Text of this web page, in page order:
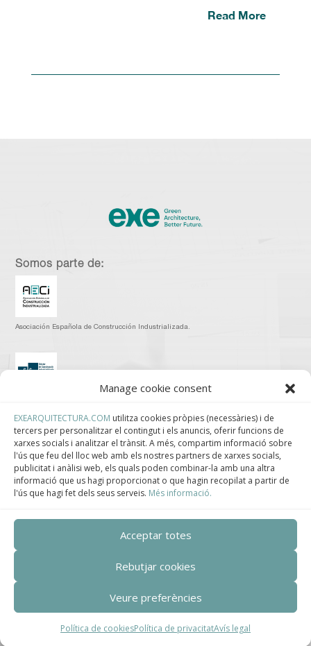
Manage cookie consent
EXEARQUITECTURA.COM utilitza cookies pròpies (necessàries) i de
tercers per personalitzar el contingut i els anuncis, oferir funcions de
xarxes socials i analitzar el trànsit. A més, compartim informació sobre
l'ús que feu del lloc web amb els nostres partners de xarxes socials,
publicitat i anàlisi web, els quals poden combinar-la amb una altra
informació que us hagi proporcionat o que hagin recopilat a partir de
l'ús que hagi fet dels seus serveis. Més informació.
Acceptar totes
Rebutjar cookies
Veure preferències
Política de cookiesPolítica de privacitatAvís legal
Read More
Somos parte de:
Asociación Española de Construcción Industrializada.
Centro de Innovación Tecnológica en Bioconstrucción y Paisajismo.
Contact
+34 932 008 035
Correo electrónico
adm@exearquitectura.com